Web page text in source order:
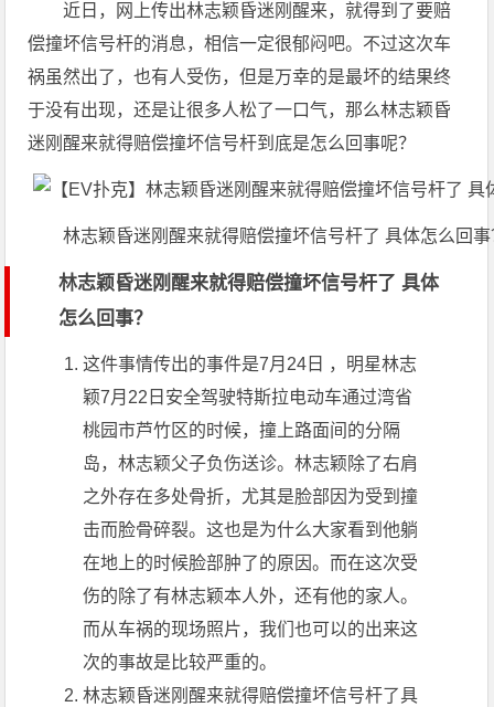
近日，网上传出林志颖昏迷刚醒来，就得到了要赔
偿撞坏信号杆的消息，相信一定很郁闷吧。不过这次车
祸虽然出了，也有人受伤，但是万幸的是最坏的结果终
于没有出现，还是让很多人松了一口气，那么林志颖昏
迷刚醒来就得赔偿撞坏信号杆到底是怎么回事呢？
林志颖昏迷刚醒来就得赔偿撞坏信号杆了 具体怎么回
林志颖昏迷刚醒来就得赔偿撞坏信号杆了 具体
怎么回事？
这件事情传出的事件是7月24日 ，明星林志
颖7月22日安全驾驶特斯拉电动车通过湾省
桃园市芦竹区的时候，撞上路面间的分隔
岛，林志颖父子负伤送诊。林志颖除了右肩
之外存在多处骨折，尤其是脸部因为受到撞
击而脸骨碎裂。这也是为什么大家看到他躺
在地上的时候脸部肿了的原因。而在这次受
伤的除了有林志颖本人外，还有他的家人。
而从车祸的现场照片，我们也可以的出来这
次的事故是比较严重的。
林志颖昏迷刚醒来就得赔偿撞坏信号杆了具